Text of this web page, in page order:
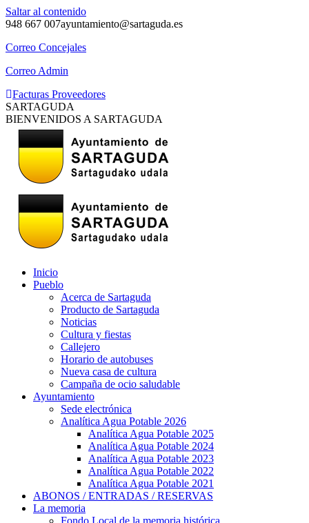
Saltar al contenido
948 667 007ayuntamiento@sartaguda.es
Correo Concejales
Correo Admin
Facturas Proveedores
SARTAGUDA
BIENVENIDOS A SARTAGUDA
Inicio
Pueblo
Acerca de Sartaguda
Producto de Sartaguda
Noticias
Cultura y fiestas
Callejero
Horario de autobuses
Nueva casa de cultura
Campaña de ocio saludable
Ayuntamiento
Sede electrónica
Analítica Agua Potable 2026
Analítica Agua Potable 2025
Analítica Agua Potable 2024
Analítica Agua Potable 2023
Analítica Agua Potable 2022
Analítica Agua Potable 2021
ABONOS / ENTRADAS / RESERVAS
La memoria
Fondo Local de la memoria histórica